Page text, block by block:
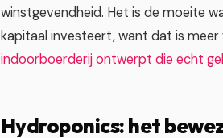
winstgevendheid. Het is de moeite
kapitaal investeert, want dat is
indoorboerderij ontwerpt die echt
Hydroponics: het